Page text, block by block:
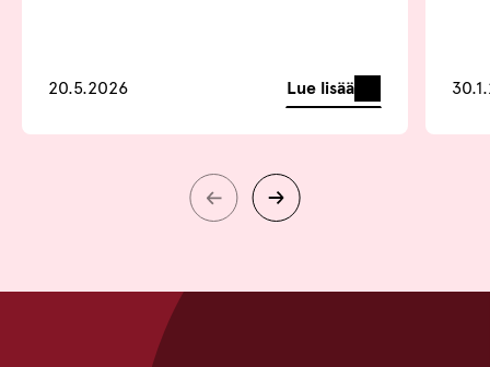
20.5.2026 Lue lisää